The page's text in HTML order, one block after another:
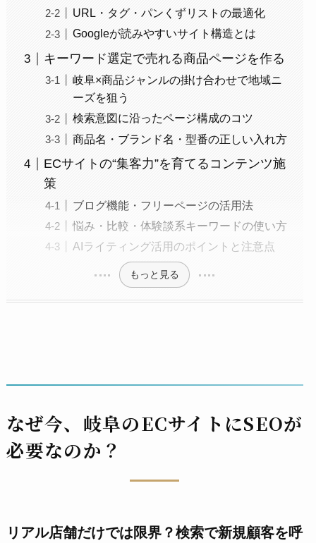
URL・タグ・パンくずリストの最適化
Googleが読みやすいサイト構造とは
キーワード選定で売れる商品ページを作る
岐阜×商品ジャンルの掛け合わせで地域ニ
ーズを狙う
検索意図に沿ったページ構成のコツ
商品名・ブランド名・型番の正しい入れ方
ECサイトの“集客力”を育てるコンテンツ施
策
ブログ機能・フリーページの活用法
悩み・比較・体験談系キーワードの使い方
AIライティング活用のポイントと注意点
もっと見る
なぜ今、岐阜のECサイトにSEOが
必要なのか？
リアル店舗だけでは限界？検索で新規顧客を呼